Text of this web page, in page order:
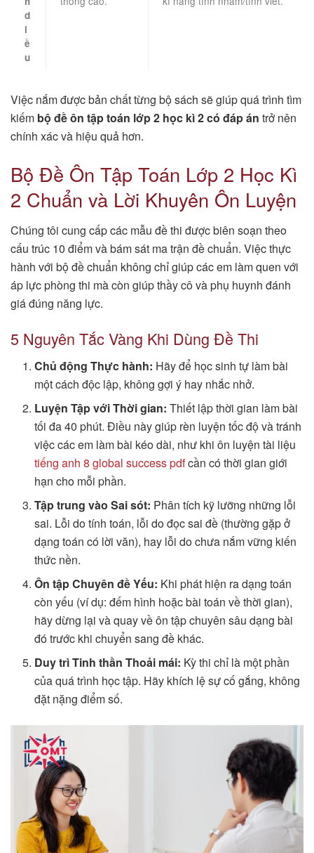
d
i
ề
u
Việc nắm được bản chất từng bộ sách sẽ giúp quá trình tìm
kiếm bộ đề ôn tập toán lớp 2 học kì 2 có đáp án trở nên
chính xác và hiệu quả hơn.
Bộ Đề Ôn Tập Toán Lớp 2 Học Kì
2 Chuẩn và Lời Khuyên Ôn Luyện
Chúng tôi cung cấp các mẫu đề thi được biên soạn theo
cấu trúc 10 điểm và bám sát ma trận đề chuẩn. Việc thực
hành với bộ đề chuẩn không chỉ giúp các em làm quen với
áp lực phòng thi mà còn giúp thầy cô và phụ huynh đánh
giá đúng năng lực.
5 Nguyên Tắc Vàng Khi Dùng Đề Thi
Chủ động Thực hành: Hãy để học sinh tự làm bài
một cách độc lập, không gợi ý hay nhắc nhở.
Luyện Tập với Thời gian: Thiết lập thời gian làm bài
tối đa 40 phút. Điều này giúp rèn luyện tốc độ và tránh
việc các em làm bài kéo dài, như khi ôn luyện tài liệu
tiếng anh 8 global success pdfcần có thời gian giới
hạn cho mỗi phần.
Tập trung vào Sai sót: Phân tích kỹ lưỡng những lỗi
sai. Lỗi do tính toán, lỗi do đọc sai đề (thường gặp ở
dạng toán có lời văn), hay lỗi do chưa nắm vững kiến
thức nền.
Ôn tập Chuyên đề Yếu: Khi phát hiện ra dạng toán
còn yếu (ví dụ: đếm hình hoặc bài toán về thời gian),
hãy dừng lại và quay về ôn tập chuyên sâu dạng bài
đó trước khi chuyển sang đề khác.
Duy trì Tinh thần Thoải mái: Kỳ thi chỉ là một phần
của quá trình học tập. Hãy khích lệ sự cố gắng, không
đặt nặng điểm số.